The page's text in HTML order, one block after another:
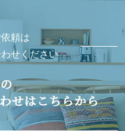
頼は
せください